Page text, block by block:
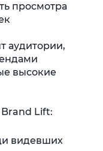
просмотра
аудитории,
высокие
Lift:
видевших